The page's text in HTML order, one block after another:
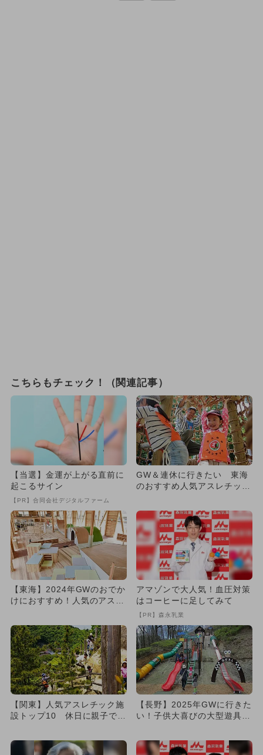
こちらもチェック！（関連記事）
【当選】金運が上がる直前に
起こるサイン
【PR】合同会社デジタルファーム
GW＆連休に行きたい 東海
のおすすめ人気アスレチック
【東海】2024年GWのおでか
けにおすすめ！人気のアスレ
アマゾンで大人気！血圧対策
はコーヒーに足してみて
【PR】森永乳業
【関東】人気アスレチック施
設トップ10 休日に親子で大
【長野】2025年GWに行きた
い！子供大喜びの大型遊具の